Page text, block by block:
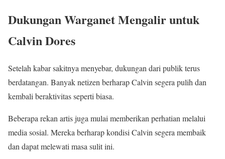
Dukungan Warganet Mengalir untuk
Calvin Dores
Setelah kabar sakitnya menyebar, dukungan dari publik terus
berdatangan. Banyak netizen berharap Calvin segera pulih dan
kembali beraktivitas seperti biasa.
Beberapa rekan artis juga mulai memberikan perhatian melalui
media sosial. Mereka berharap kondisi Calvin segera membaik
dan dapat melewati masa sulit ini.